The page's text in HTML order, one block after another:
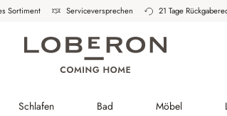
Sortiment Serviceversprechen 21 Tage
Schlafen Bad Möbel